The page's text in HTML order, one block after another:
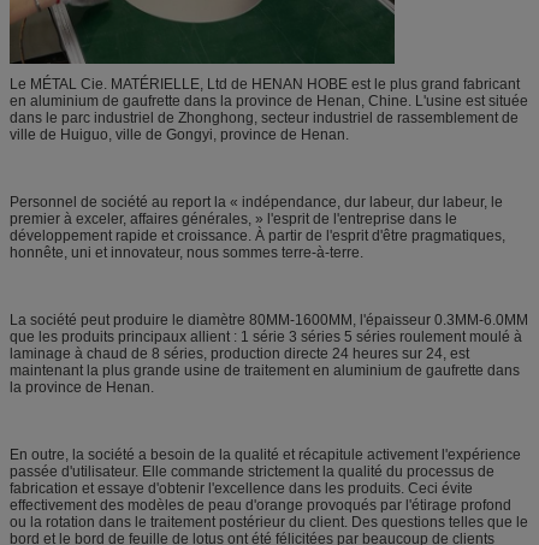
Le MÉTAL Cie. MATÉRIELLE, Ltd de HENAN HOBE est le plus grand fabricant
en aluminium de gaufrette dans la province de Henan, Chine. L'usine est située
dans le parc industriel de Zhonghong, secteur industriel de rassemblement de
ville de Huiguo, ville de Gongyi, province de Henan.
Personnel de société au report la « indépendance, dur labeur, dur labeur, le
premier à exceler, affaires générales, » l'esprit de l'entreprise dans le
développement rapide et croissance. À partir de l'esprit d'être pragmatiques,
honnête, uni et innovateur, nous sommes terre-à-terre.
La société peut produire le diamètre 80MM-1600MM, l'épaisseur 0.3MM-6.0MM
que les produits principaux allient : 1 série 3 séries 5 séries roulement moulé à
laminage à chaud de 8 séries, production directe 24 heures sur 24, est
maintenant la plus grande usine de traitement en aluminium de gaufrette dans
la province de Henan.
En outre, la société a besoin de la qualité et récapitule activement l'expérience
passée d'utilisateur. Elle commande strictement la qualité du processus de
fabrication et essaye d'obtenir l'excellence dans les produits. Ceci évite
effectivement des modèles de peau d'orange provoqués par l'étirage profond
ou la rotation dans le traitement postérieur du client. Des questions telles que le
bord et le bord de feuille de lotus ont été félicitées par beaucoup de clients